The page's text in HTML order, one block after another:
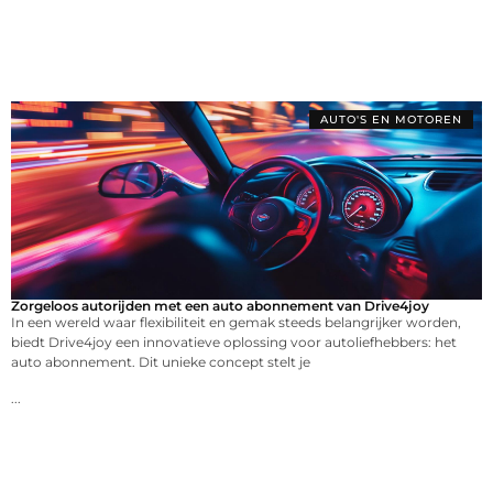
AUTO'S EN MOTOREN
Zorgeloos autorijden met een auto abonnement van Drive4joy
In een wereld waar flexibiliteit en gemak steeds belangrijker worden,
biedt Drive4joy een innovatieve oplossing voor autoliefhebbers: het
auto abonnement. Dit unieke concept stelt je